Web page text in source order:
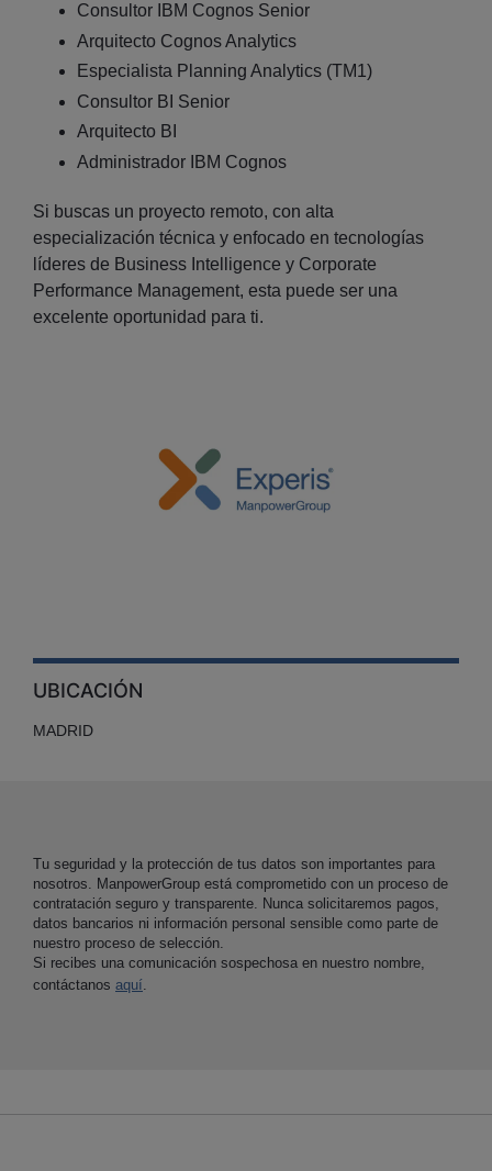
Consultor IBM Cognos Senior
Arquitecto Cognos Analytics
Especialista Planning Analytics (TM1)
Consultor BI Senior
Arquitecto BI
Administrador IBM Cognos
Si buscas un proyecto remoto, con alta
especialización técnica y enfocado en tecnologías
líderes de Business Intelligence y Corporate
Performance Management, esta puede ser una
excelente oportunidad para ti.
UBICACIÓN
MADRID
Tu seguridad y la protección de tus datos son importantes para
nosotros. ManpowerGroup está comprometido con un proceso de
contratación seguro y transparente. Nunca solicitaremos pagos,
datos bancarios ni información personal sensible como parte de
nuestro proceso de selección.
Si recibes una comunicación sospechosa en nuestro nombre,
contáctanos aquí